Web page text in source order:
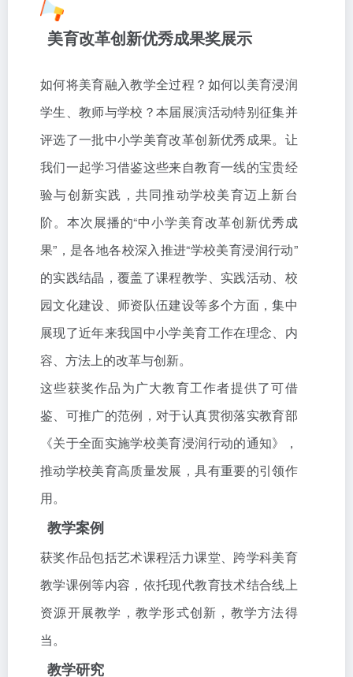
美育改革创新优秀成果奖展示
如何将美育融入教学全过程？如何以美育浸润
学生、教师与学校？本届展演活动特别征集并
评选了一批中小学美育改革创新优秀成果。让
我们一起学习借鉴这些来自教育一线的宝贵经
验与创新实践，共同推动学校美育迈上新台
阶。本次展播的“中小学美育改革创新优秀成
果”，是各地各校深入推进“学校美育浸润行动”
的实践结晶，覆盖了课程教学、实践活动、校
园文化建设、师资队伍建设等多个方面，集中
展现了近年来我国中小学美育工作在理念、内
容、方法上的改革与创新。
这些获奖作品为广大教育工作者提供了可借
鉴、可推广的范例，对于认真贯彻落实教育部
《关于全面实施学校美育浸润行动的通知》，
推动学校美育高质量发展，具有重要的引领作
用。
教学案例
获奖作品包括艺术课程活力课堂、跨学科美育
教学课例等内容，依托现代教育技术结合线上
资源开展教学，教学形式创新，教学方法得
当。
教学研究